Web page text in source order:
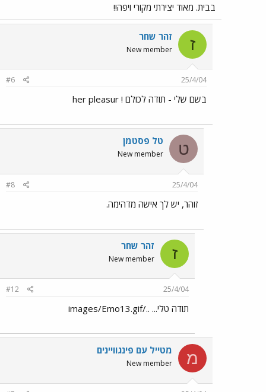
בבית. מאוד יצירתי מקורי ויפה!!
ז זהר שחר
New member
25/4/04
#6
בשם שלי - תודה לכולם ! her pleasur
ט טל פסטמן
New member
25/4/04
#8
זוהר, יש לך אישה מדהימה.
ז זהר שחר
New member
25/4/04
#12
תודה טלי... ../images/Emo13.gif
מ מטייל עם פינגוויינים
New member